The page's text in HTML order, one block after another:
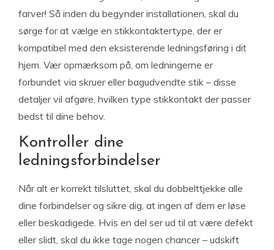
farver! Så inden du begynder installationen, skal du
sørge for at vælge en stikkontaktertype, der er
kompatibel med den eksisterende ledningsføring i dit
hjem. Vær opmærksom på, om ledningerne er
forbundet via skruer eller bagudvendte stik – disse
detaljer vil afgøre, hvilken type stikkontakt der passer
bedst til dine behov.
Kontroller dine
ledningsforbindelser
Når alt er korrekt tilsluttet, skal du dobbelttjekke alle
dine forbindelser og sikre dig, at ingen af dem er løse
eller beskadigede. Hvis en del ser ud til at være defekt
eller slidt, skal du ikke tage nogen chancer – udskift